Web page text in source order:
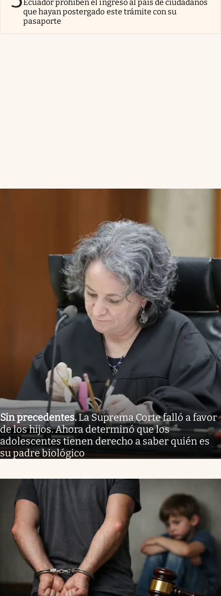
Ecuador prohíben el ingreso al país de ciudadanos
que hayan postergado este trámite con su
pasaporte
Sin precedentes.La Suprema Corte falló a favor
de los hijos. Ahora determinó que los
adolescentes tienen derecho a saber quién es
su padre biológico